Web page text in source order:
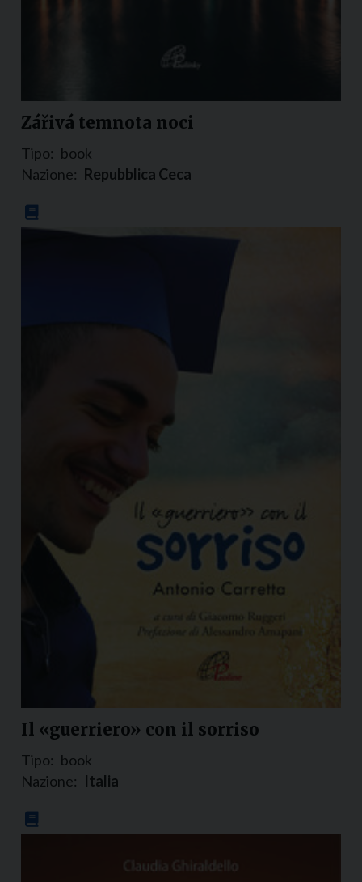
Zářivá temnota noci
Tipo: book
Nazione: Repubblica Ceca
Il «guerriero» con il sorriso
Tipo: book
Nazione: Italia